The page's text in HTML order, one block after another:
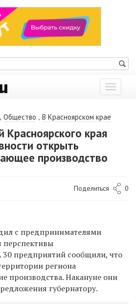
Показать
меню
, Общество , В Красноярском крае
Красноярского края
открыть
производство
Поделиться 0
с предпринимателями
перспективы
30 предприятий сообщили, что
региона
производства. Накануне они
губернатору.